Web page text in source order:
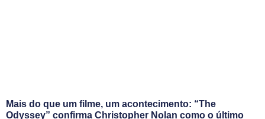
Mais do que um filme, um acontecimento: “The
Odyssey” confirma Christopher Nolan como o último